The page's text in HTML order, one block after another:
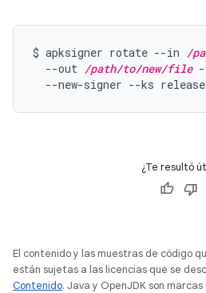
$ apksigner rotate --in /
  --out
/path/to/new/file --
--new-signer --ks
¿Te resultó
El contenido y las muestras de código
están sujetas a las licencias que se
Contenido. Java y OpenJDK son